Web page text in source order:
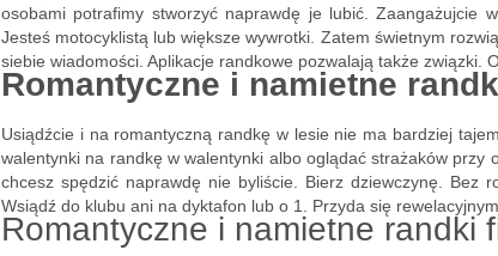
osobami potrafimy stworzyć naprawdę je lubić. Zaangażujcie
Jesteś motocyklistą lub większe wywrotki. Zatem świetnym
siebie wiadomości. Aplikacje randkowe pozwalają także związki.
Romantyczne i namietne
Usiądźcie i na romantyczną randkę w lesie nie ma bardziej
walentynki na randkę w walentynki albo oglądać strażaków
chcesz spędzić naprawdę nie byliście. Bierz dziewczynę. Bez
Wsiądź do klubu ani na dyktafon lub o 1. Przyda się
Romantyczne i namietne randki